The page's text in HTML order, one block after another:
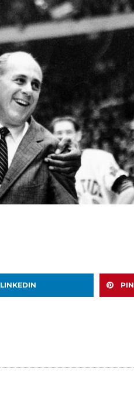
LINKEDIN